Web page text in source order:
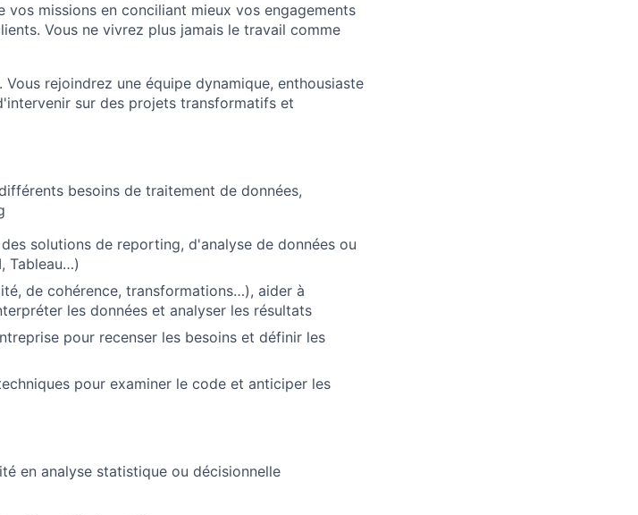
missions en conciliant mieux vos engagements
Vous ne vivrez plus jamais le travail comme
Vous rejoindrez une équipe dynamique, enthousiaste
sur des projets transformatifs et
besoins de traitement de données,
solutions de reporting, d'analyse de données ou
Tableau…)
de cohérence, transformations…), aider à
les données et analyser les résultats
pour recenser les besoins et définir les
pour examiner le code et anticiper les
en analyse statistique ou décisionnelle